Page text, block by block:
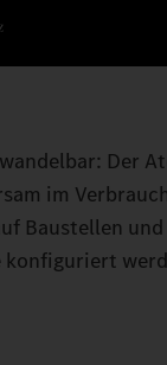
Der
im
Baustellen
konfiguriert